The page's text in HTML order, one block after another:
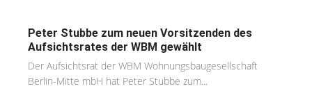
Peter Stubbe zum neuen Vorsitzenden des
Aufsichtsrates der WBM gewählt
Der Aufsichtsrat der WBM Wohnungsbaugesellschaft
Berlin-Mitte mbH hat Peter Stubbe zum...